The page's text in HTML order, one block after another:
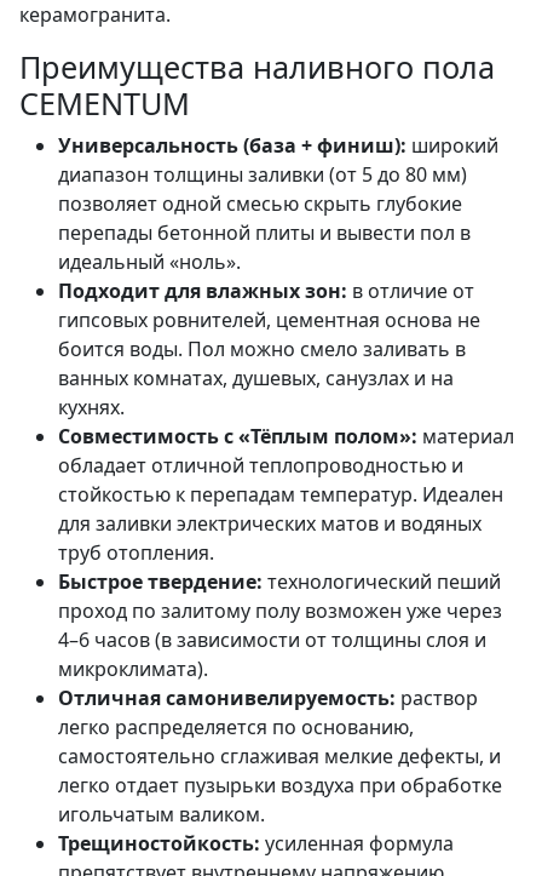
керамогранита.
Преимущества наливного пола
CEMENTUM
Универсальность (база + финиш): широкий
диапазон толщины заливки (от 5 до 80 мм)
позволяет одной смесью скрыть глубокие
перепады бетонной плиты и вывести пол в
идеальный «ноль».
Подходит для влажных зон: в отличие от
гипсовых ровнителей, цементная основа не
боится воды. Пол можно смело заливать в
ванных комнатах, душевых, санузлах и на
кухнях.
Совместимость с «Тёплым полом»: материал
обладает отличной теплопроводностью и
стойкостью к перепадам температур. Идеален
для заливки электрических матов и водяных
труб отопления.
Быстрое твердение: технологический пеший
проход по залитому полу возможен уже через
4–6 часов (в зависимости от толщины слоя и
микроклимата).
Отличная самонивелируемость: раствор
легко распределяется по основанию,
самостоятельно сглаживая мелкие дефекты, и
легко отдает пузырьки воздуха при обработке
игольчатым валиком.
Трещиностойкость: усиленная формула